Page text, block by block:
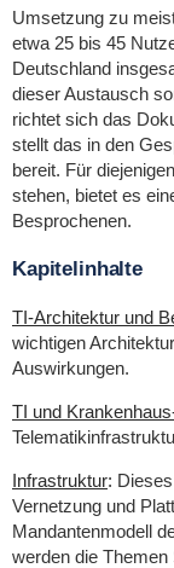
Umsetzung zu
etwa 25 bis 45
Deutschland
dieser Austausch
richtet sich das
stellt das in den
bereit. Für
stehen, bietet es
Besprochenen.
Kapitelinhalte
TI-Architektur und
wichtigen
Auswirkungen.
TI und
Infrastruktur:
Vernetzung und
Mandantenmodell
werden die